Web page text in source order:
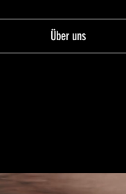
Über uns